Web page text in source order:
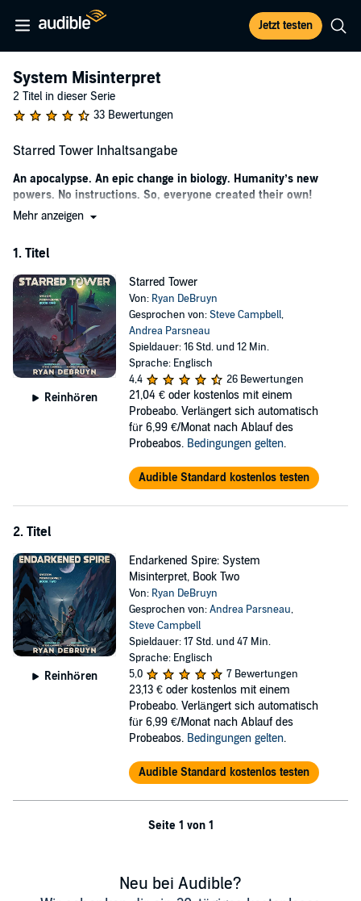
Jetzt testen
System Misinterpret
2 Titel in dieser Serie
33 Bewertungen
Starred Tower Inhaltsangabe
An apocalypse. An epic change in biology. Humanity’s new
powers. No instructions. So, everyone created their own!
Born over a century after "The Rise", Jeff scavenges with his
wants none of this life; his one objective is to join the immortal
his escape, a powerful guild attacks Leah’s group, and Jeff is thrown
through a unique dungeon portal—a portal that hasn’t been used in
nearly a hundred years.
In the pursuit of Jeff’s ultimate goal, he must choose whether to
follow the Church, join a guild, or try it all on his own. Predators
don’t only come from dungeons, and he must dig through
mountains of misinformation for one straight answer.
When spells and skills unleash chaos, a special blue screen powers
up, and Jeff’s journey to the peak or the grave begins.
©2021 Ryan DeBruyn (P)2022 Ryan DeBruyn
Mehr anzeigen
1. Titel
Reinhören
Starred Tower
Von: Ryan DeBruyn
Gesprochen von:Steve Campbell,
Andrea Parsneau
Spieldauer: 16 Std. und 12 Min.
Sprache: Englisch
4,4
26 Bewertungen
21,04 € oder kostenlos mit einem
Probeabo. Verlängert sich automatisch
für 6,99 €/Monat nach Ablauf des
Probeabos. Bedingungen gelten.
Audible Standard kostenlos testen
2. Titel
Reinhören
Endarkened Spire: System
Misinterpret, Book Two
Von: Ryan DeBruyn
Gesprochen von:Andrea Parsneau,
Steve Campbell
Spieldauer: 17 Std. und 47 Min.
Sprache: Englisch
5,0
7 Bewertungen
23,13 € oder kostenlos mit einem
Probeabo. Verlängert sich automatisch
für 6,99 €/Monat nach Ablauf des
Probeabos. Bedingungen gelten.
Audible Standard kostenlos testen
Seite 1 von 1
Neu bei Audible?